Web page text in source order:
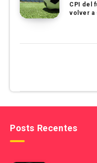
CPI del
volver a
Posts Recentes